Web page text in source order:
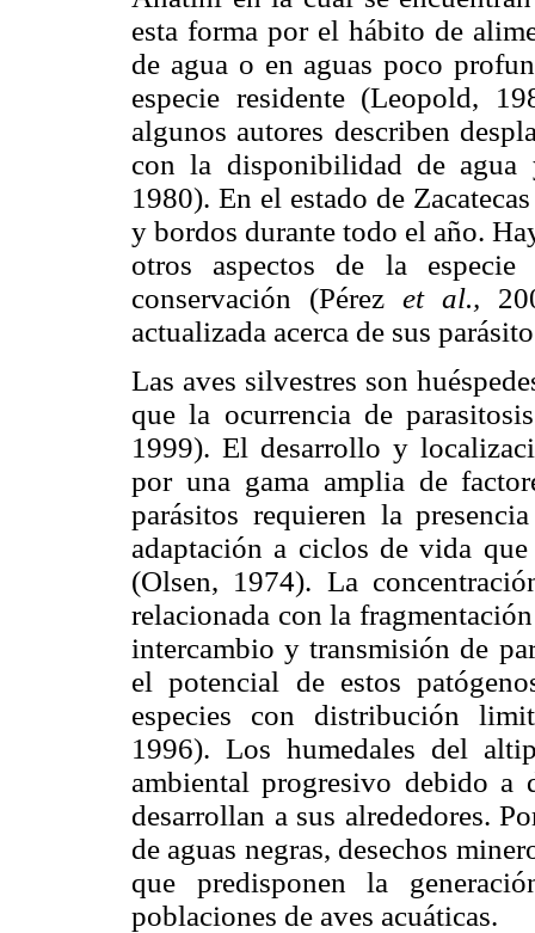
esta forma por el hábito de
de agua o en aguas poco
especie residente (Leopold,
algunos autores describen
con la disponibilidad de agua
1980). En el estado de
y bordos durante todo el año.
otros aspectos de la
conservación (Pérez et al.,
actualizada acerca de sus
Las aves silvestres son
que la ocurrencia de
1999). El desarrollo y
por una gama amplia de
parásitos requieren la
adaptación a ciclos de vida
(Olsen, 1974). La
relacionada con la
intercambio y transmisión de
el potencial de estos
especies con distribución
1996). Los humedales del
ambiental progresivo debido a
desarrollan a sus alrededores.
de aguas negras, desechos
que predisponen la
poblaciones de aves acuáticas.